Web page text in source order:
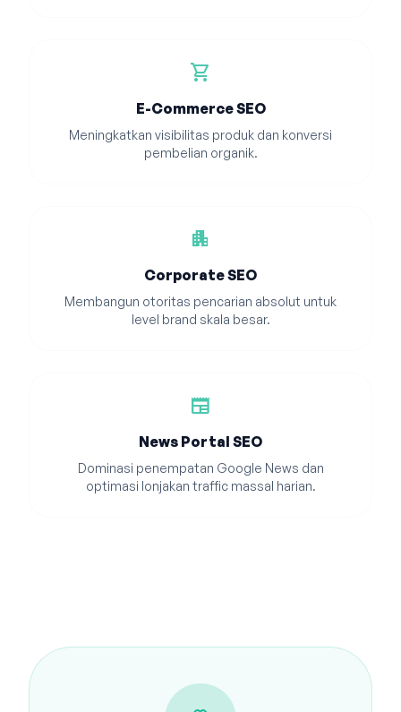
shopping_cart
E-Commerce SEO
Meningkatkan visibilitas produk dan konversi
pembelian organik.
apartment
Corporate SEO
Membangun otoritas pencarian absolut untuk
level brand skala besar.
newspaper
News Portal SEO
Dominasi penempatan Google News dan
optimasi lonjakan traffic massal harian.